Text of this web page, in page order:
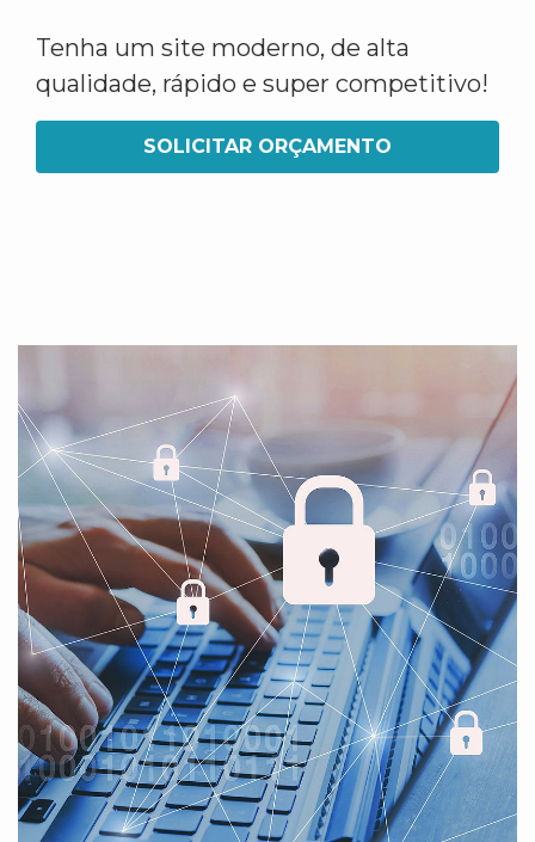
Tenha um site moderno, de alta
qualidade, rápido e super competitivo!
SOLICITAR ORÇAMENTO